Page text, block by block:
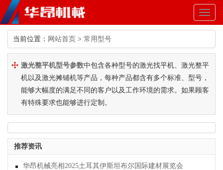
Toggle
当前位置： 网站首页 > 常用型号
激光整平机型号参数中包含各种型号的激光找平机、激光整平
机以及激光摊铺机等产品，每种产品都含有多个标准、型号，
能够大幅度的满足不同的客户以及工作环境的需求。如果顾客
有特殊要求也能够进行定制。
推荐资讯
华昂机械亮相2025土耳其伊斯坦布尔国际建材展览会